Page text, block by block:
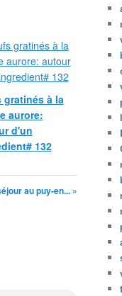
à la
aurore:
d'un
132
au puy-en... »